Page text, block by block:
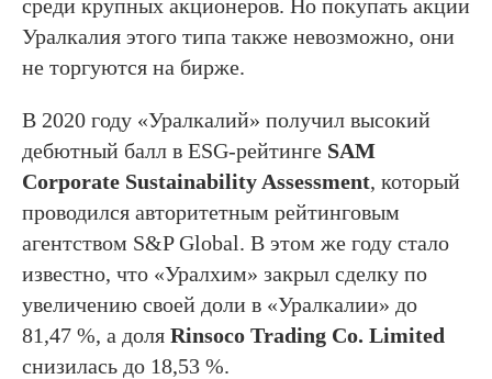
среди крупных акционеров. Но покупать акции
Уралкалия этого типа также невозможно, они
не торгуются на бирже.
В 2020 году «Уралкалий» получил высокий
дебютный балл в ESG-рейтинге SAM
Corporate Sustainability Assessment, который
проводился авторитетным рейтинговым
агентством S&P Global. В этом же году стало
известно, что «Уралхим» закрыл сделку по
увеличению своей доли в «Уралкалии» до
81,47 %, а доля Rinsoco Trading Co. Limited
снизилась до 18,53 %.